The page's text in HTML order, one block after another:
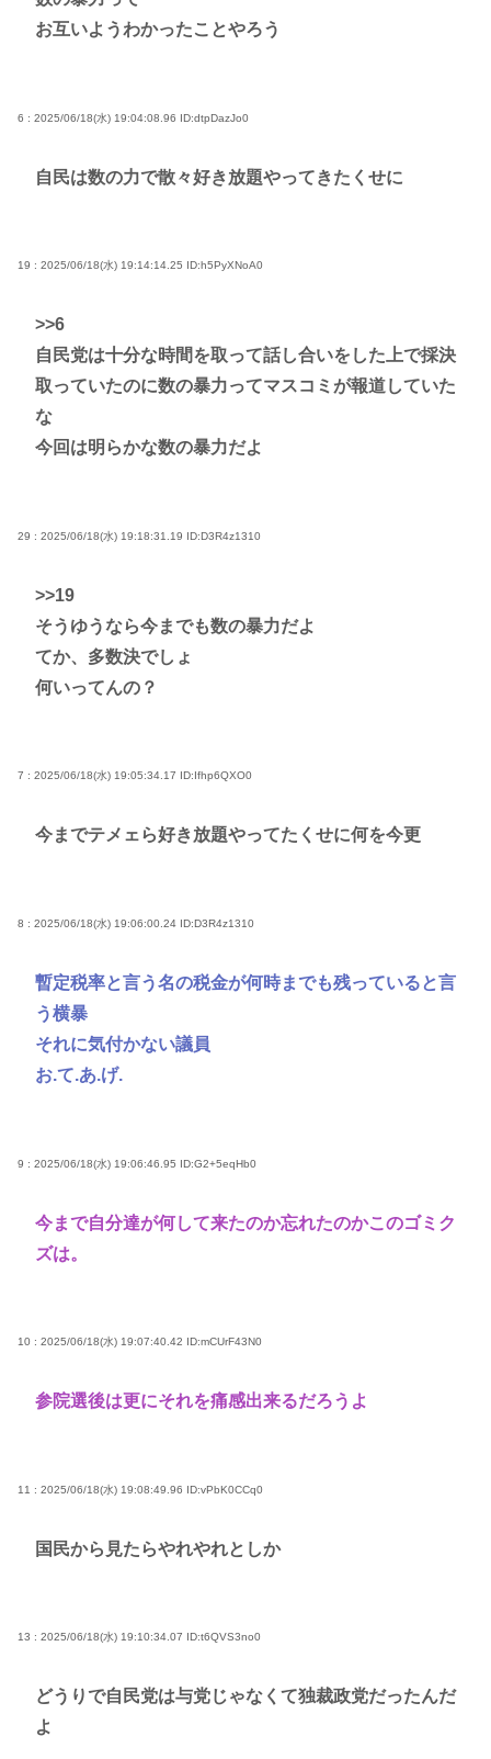
お互いようわかったことやろう
6 : 2025/06/18(水) 19:04:08.96 ID:dtpDazJo0
自民は数の力で散々好き放題やってきたくせに
19 : 2025/06/18(水) 19:14:14.25 ID:h5PyXNoA0
>>6
自民党は十分な時間を取って話し合いをした上で採決
取っていたのに数の暴力ってマスコミが報道していた
な
今回は明らかな数の暴力だよ
29 : 2025/06/18(水) 19:18:31.19 ID:D3R4z1310
>>19
そうゆうなら今までも数の暴力だよ
てか、多数決でしょ
何いってんの？
7 : 2025/06/18(水) 19:05:34.17 ID:Ifhp6QXO0
今までテメェら好き放題やってたくせに何を今更
8 : 2025/06/18(水) 19:06:00.24 ID:D3R4z1310
暫定税率と言う名の税金が何時までも残っていると言
う横暴
それに気付かない議員
お.て.あ.げ.
9 : 2025/06/18(水) 19:06:46.95 ID:G2+5eqHb0
今まで自分達が何して来たのか忘れたのかこのゴミク
ズは。
10 : 2025/06/18(水) 19:07:40.42 ID:mCUrF43N0
参院選後は更にそれを痛感出来るだろうよ
11 : 2025/06/18(水) 19:08:49.96 ID:vPbK0CCq0
国民から見たらやれやれとしか
13 : 2025/06/18(水) 19:10:34.07 ID:t6QVS3no0
どうりで自民党は与党じゃなくて独裁政党だったんだ
よ